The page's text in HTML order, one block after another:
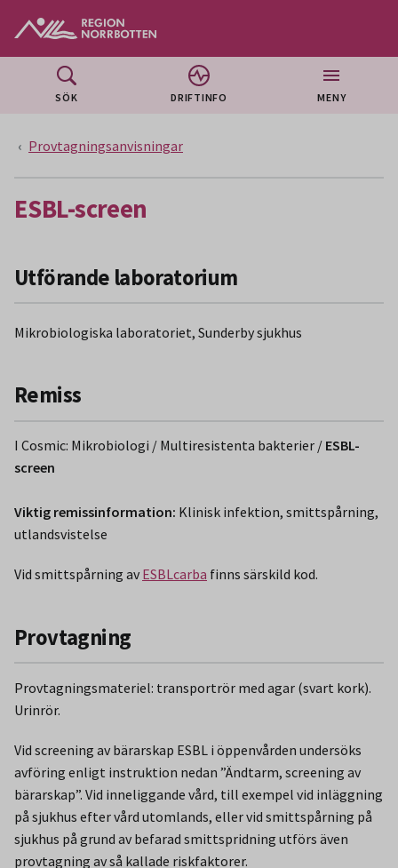
SÖK DRIFTINFO MENY
Provtagningsanvisningar
ESBL-screen
Utförande laboratorium
Mikrobiologiska laboratoriet, Sunderby sjukhus
Remiss
I Cosmic: Mikrobiologi / Multiresistenta bakterier / ESBL-
screen
Viktig remissinformation: Klinisk infektion, smittspårning,
utlandsvistelse
Vid smittspårning av ESBLcarba finns särskild kod.
Provtagning
Provtagningsmateriel: transportrör med agar (svart kork).
Urinrör.
Vid screening av bärarskap ESBL i öppenvården undersöks
avföring enligt instruktion nedan ”Ändtarm, screening av
bärarskap”. Vid inneliggande vård, till exempel vid inläggning
på sjukhus efter vård utomlands, eller vid smittspårning på
sjukhus på grund av befarad smittspridning utförs även
provtagning av så kallade riskfaktorer.